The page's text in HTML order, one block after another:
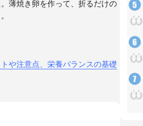
薄焼き卵を作って、折るだけの
や注意点、栄養バランスの基礎